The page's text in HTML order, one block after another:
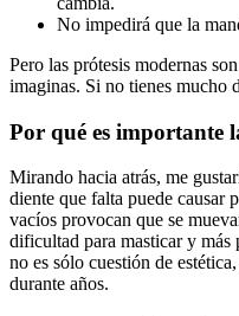
No impedirá que la
Pero las prótesis modernas
imaginas. Si no tienes mucho
Por qué es importante
Mirando hacia atrás, me
diente que falta puede causar
vacíos provocan que se
dificultad para masticar y más
no es sólo cuestión de
durante años.